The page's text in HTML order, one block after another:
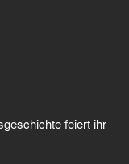
feiert ihr